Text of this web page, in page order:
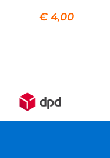
€4,00